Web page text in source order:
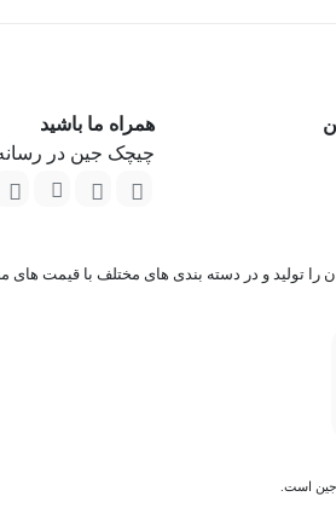
همراه ما باشید
چیچک جین در
در حوزه پوشاک بانوان را تولید و در دسته بندی های مختلف
جین است.